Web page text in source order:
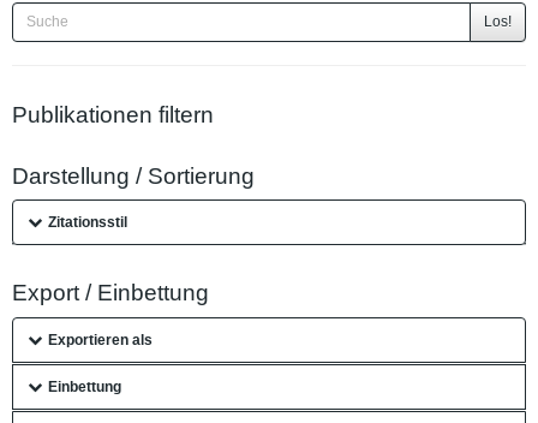
Los!
Publikationen filtern
Darstellung / Sortierung
Zitationsstil
Export / Einbettung
Exportieren als
Einbettung